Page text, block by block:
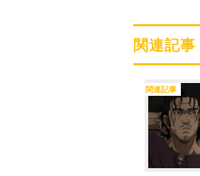
関連記事
関連記事